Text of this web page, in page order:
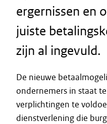
ergernissen en
juiste
zijn al ingevuld.
De nieuwe
ondernemers in staat
verplichtingen te
dienstverlening die